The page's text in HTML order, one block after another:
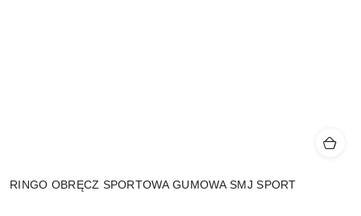
RINGO OBRĘCZ SPORTOWA GUMOWA SMJ SPORT